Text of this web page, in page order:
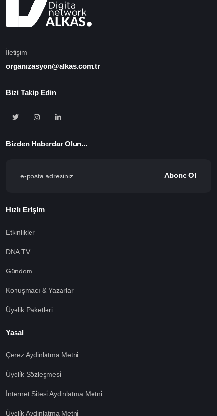
İletişim
organizasyon@alkas.com.tr
Bizi Takip Edin
Bizden Haberdar Olun...
Abone Ol
Hızlı Erişim
Etkinlikler
DNA TV
Gündem
Konuşmacı & Yazarlar
Üyelik Paketleri
Yasal
Çerez Aydinlatma Metni̇
Üyeli̇k Sözleşmesi̇
İnternet Si̇tesi̇ Aydinlatma Metni̇
Üyeli̇k Aydinlatma Metni̇